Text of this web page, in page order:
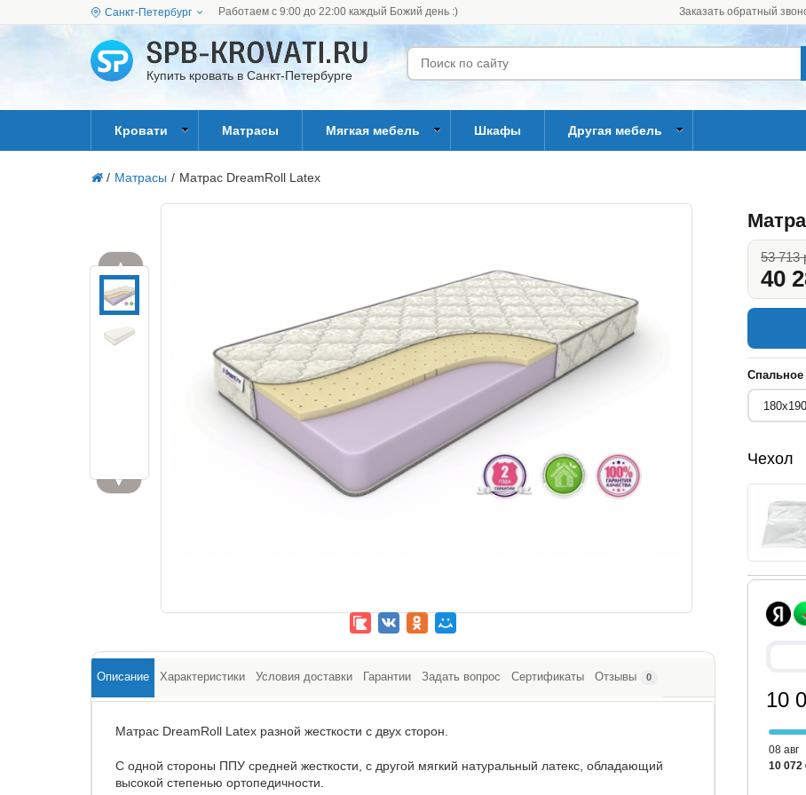
Санкт-Петербург Работаем с 9:00 до 22:00 каждый Божий день :) Заказать обратный
Купить кровать в Санкт-Петербурге
Кровати Матрасы Мягкая мебель Шкафы Другая мебель
/ Матрасы / Матрас DreamRoll Latex
▲
▼
53 713
40
Спальное
Чехол
10
08 авг
10 072
Описание Характеристики Условия доставки Гарантии Задать вопрос Сертификаты Отзывы 0
Матрас DreamRoll Latex разной жесткости с двух сторон.
С одной стороны ППУ средней жесткости, с другой мягкий натуральный латекс, обладающий
высокой степенью ортопедичности.